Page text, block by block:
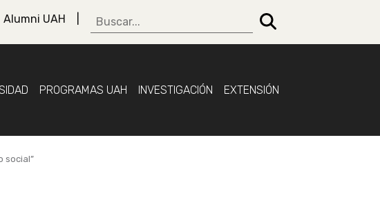
Alumni UAH
PROGRAMAS UAH INVESTIGACIÓN EXTENSIÓN
social”